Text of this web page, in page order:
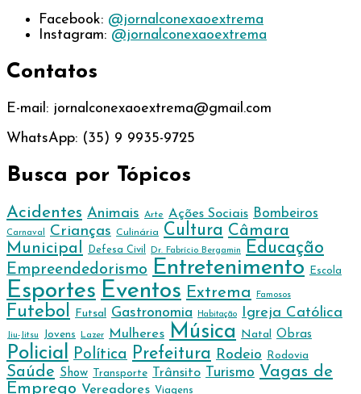
Facebook: @jornalconexaoextrema
Instagram: @jornalconexaoextrema
Contatos
E-mail: jornalconexaoextrema@gmail.com
WhatsApp: (35) 9 9935-9725
Busca por Tópicos
Acidentes Animais Arte Ações Sociais Bombeiros
Carnaval Crianças Culinária Cultura Câmara
Municipal
Defesa Civil Dr. Fabrício Bergamin Educação
Empreendedorismo Entretenimento Escola
Esportes Eventos Extrema Famosos
Futebol Futsal Gastronomia Habitação Igreja Católica
Jiu-Jitsu Jovens Lazer Mulheres Música Natal Obras
Policial Política Prefeitura Rodeio Rodovia
Saúde Show Transporte Trânsito Turismo Vagas de
Emprego Vereadores Viagens